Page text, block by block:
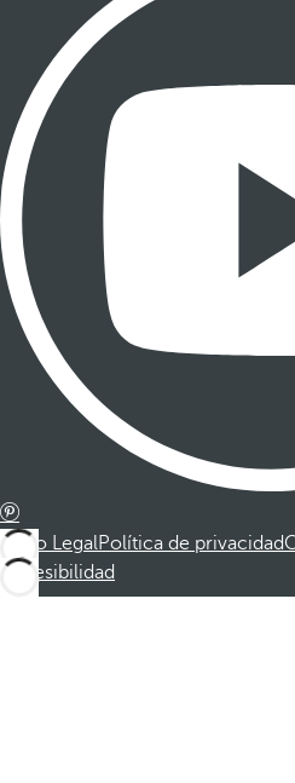
Aviso LegalPolítica de privacidad
Accesibilidad